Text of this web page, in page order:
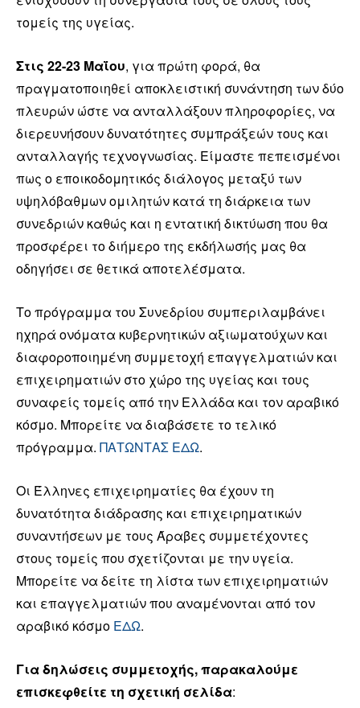
τομείς της υγείας.
Στις 22-23 Μαΐου, για πρώτη φορά, θα
πραγματοποιηθεί αποκλειστική συνάντηση των δύο
πλευρών ώστε να ανταλλάξουν πληροφορίες, να
διερευνήσουν δυνατότητες συμπράξεών τους και
ανταλλαγής τεχνογνωσίας. Είμαστε πεπεισμένοι
πως ο εποικοδομητικός διάλογος μεταξύ των
υψηλόβαθμων ομιλητών κατά τη διάρκεια των
συνεδριών καθώς και η εντατική δικτύωση που θα
προσφέρει το διήμερο της εκδήλωσής μας θα
οδηγήσει σε θετικά αποτελέσματα.
Το πρόγραμμα του Συνεδρίου συμπεριλαμβάνει
ηχηρά ονόματα κυβερνητικών αξιωματούχων και
διαφοροποιημένη συμμετοχή επαγγελματιών και
επιχειρηματιών στο χώρο της υγείας και τους
συναφείς τομείς από την Ελλάδα και τον αραβικό
κόσμο. Μπορείτε να διαβάσετε το τελικό
πρόγραμμα. ΠΑΤΩΝΤΑΣ ΕΔΩ.
Οι Έλληνες επιχειρηματίες θα έχουν τη
δυνατότητα διάδρασης και επιχειρηματικών
συναντήσεων με τους Άραβες συμμετέχοντες
στους τομείς που σχετίζονται με την υγεία.
Μπορείτε να δείτε τη λίστα των επιχειρηματιών
και επαγγελματιών που αναμένονται από τον
αραβικό κόσμο ΕΔΩ.
Για δηλώσεις συμμετοχής, παρακαλούμε
επισκεφθείτε τη σχετική σελίδα: